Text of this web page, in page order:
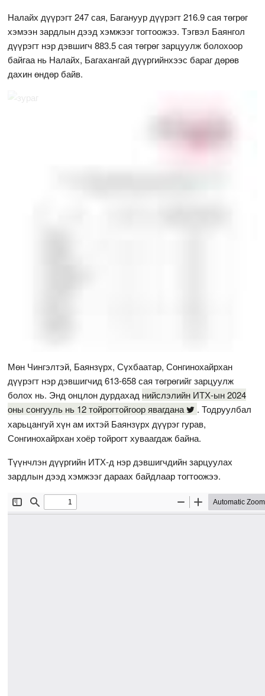
Налайх дүүрэгт 247 сая, Багануур дүүрэгт 216.9 сая төгрөг
хэмээн зардлын дээд хэмжээг тогтоожээ. Тэгвэл Баянгол
дүүрэгт нэр дэвшигч 883.5 сая төгрөг зарцуулж болохоор
байгаа нь Налайх, Багахангай дүүргийнхээс бараг дөрөв
дахин өндөр байв.
Мөн Чингэлтэй, Баянзүрх, Сүхбаатар, Сонгинохайрхан
дүүрэгт нэр дэвшигчид 613-658 сая төгрөгийг зарцуулж
болох нь. Энд онцлон дурдахад нийслэлийн ИТХ-ын 2024
оны сонгууль нь 12 тойрогтойгоор явагдана
. Тодруулбал
харьцангуй хүн ам ихтэй Баянзүрх дүүрэг гурав,
Сонгинохайрхан хоёр тойрогт хуваагдаж байна.
Түүнчлэн дүүргийн ИТХ-д нэр дэвшигчдийн зарцуулах
зардлын дээд хэмжээг дараах байдлаар тогтоожээ.